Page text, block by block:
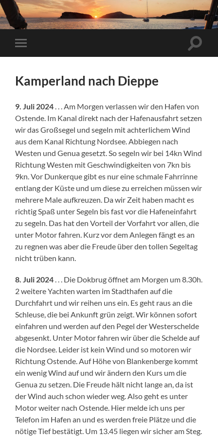
Mobile-
Menü
Kamperland nach Dieppe
9. Juli 2024 . . . Am Morgen verlassen wir den Hafen von
Ostende. Im Kanal direkt nach der Hafenausfahrt setzen
wir das Großsegel und segeln mit achterlichem Wind
aus dem Kanal Richtung Nordsee. Abbiegen nach
Westen und Genua gesetzt. So segeln wir bei 14kn Wind
Richtung Westen mit Geschwindigkeiten von 7kn bis
9kn. Vor Dunkerque gibt es nur eine schmale Fahrrinne
entlang der Küste und um diese zu erreichen müssen wir
mehrere Male aufkreuzen. Da wir Zeit haben macht es
richtig Spaß unter Segeln bis fast vor die Hafeneinfahrt
zu segeln. Das hat den Vorteil der Vorfahrt vor allen, die
unter Motor fahren. Kurz vor dem Anlegen fängt es an
zu regnen was aber die Freude über den tollen Segeltag
nicht trüben kann.
8. Juli 2024 . . . Die Dokbrug öffnet am Morgen um 8.30h.
2 weitere Yachten warten im Stadthafen auf die
Durchfahrt und wir reihen uns ein. Es geht raus an die
Schleuse, die bei Ankunft grün zeigt. Wir können sofort
einfahren und werden auf den Pegel der Westerschelde
abgesenkt. Unter Motor fahren wir über die Schelde auf
die Nordsee. Leider ist kein Wind und so motoren wir
Richtung Ostende. Auf Höhe von Blankenberge kommt
ein wenig Wind auf und wir ändern den Kurs um die
Genua zu setzen. Die Freude hält nicht lange an, da ist
der Wind auch schon wieder weg. Also geht es unter
Motor weiter nach Ostende. Hier melde ich uns per
Telefon im Hafen an und es werden freie Plätze und die
nötige Tief bestätigt. Um 13.45 liegen wir sicher am Steg.